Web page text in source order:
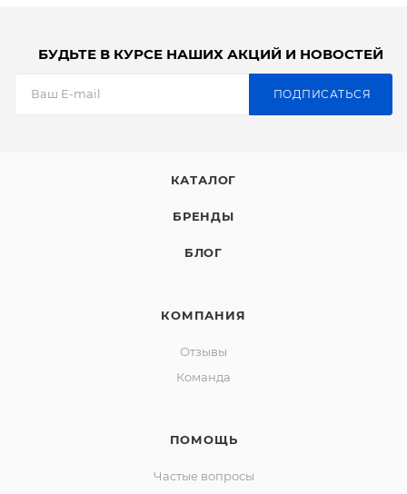
БУДЬТЕ В КУРСЕ НАШИХ АКЦИЙ И НОВОСТЕЙ
ПОДПИСАТЬСЯ
КАТАЛОГ
БРЕНДЫ
БЛОГ
КОМПАНИЯ
Отзывы
Команда
ПОМОЩЬ
Частые вопросы